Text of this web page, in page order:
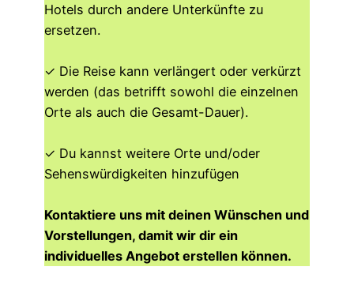
Hotels durch andere Unterkünfte zu
ersetzen.
✓ Die Reise kann verlängert oder verkürzt
werden (das betrifft sowohl die einzelnen
Orte als auch die Gesamt-Dauer).
✓ Du kannst weitere Orte und/oder
Sehenswürdigkeiten hinzufügen
Kontaktiere uns mit deinen Wünschen und
Vorstellungen, damit wir dir ein
individuelles Angebot erstellen können.